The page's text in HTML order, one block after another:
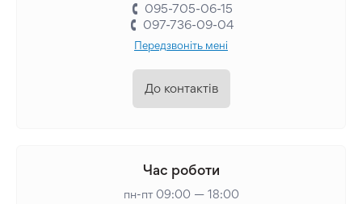
095-705-06-15
097-736-09-04
Передзвоніть мені
До контактів
Час роботи
пн-пт 09:00 — 18:00